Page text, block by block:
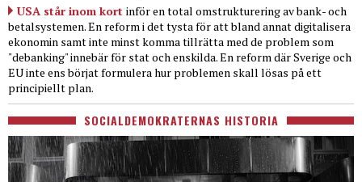
USA står inom kort inför en total omstrukturering av bank- och
betalsystemen. En reform i det tysta för att bland annat digitalisera
ekonomin samt inte minst komma tillrätta med de problem som
"debanking" innebär för stat och enskilda. En reform där Sverige och
EU inte ens börjat formulera hur problemen skall lösas på ett
principiellt plan.
SOCIALDEMOKRATERNAS HISTORIA